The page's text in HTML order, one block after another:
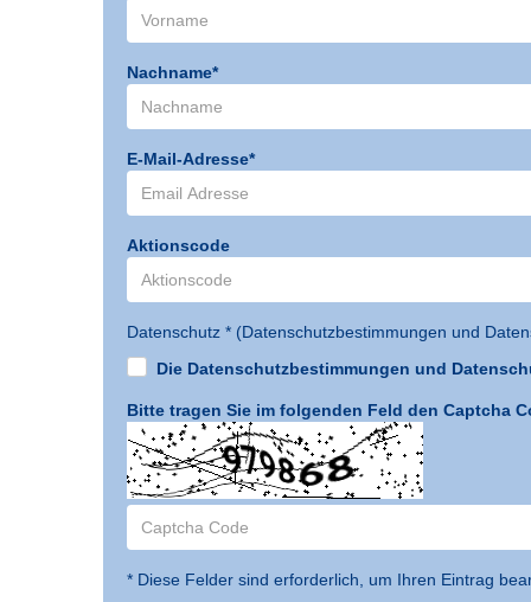
Nachname*
E-Mail-Adresse*
Aktionscode
Datenschutz * (Datenschutzbestimmungen und
Die Datenschutzbestimmungen und
Bitte tragen Sie im folgenden Feld den Captcha
* Diese Felder sind erforderlich, um Ihren Eintrag